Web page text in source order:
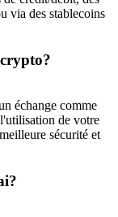
via des stablecoins
échange comme
de votre
sécurité et